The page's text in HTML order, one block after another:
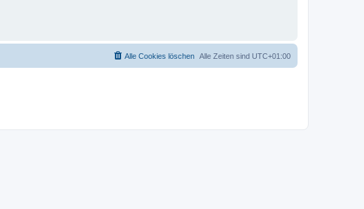
Alle Zeiten sind UTC+01:00
Alle Cookies löschen